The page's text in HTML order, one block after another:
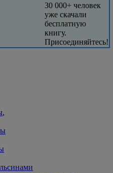
30 000+ человек
уже скачали
бесплатную
книгу.
Присоединяйтесь!
,